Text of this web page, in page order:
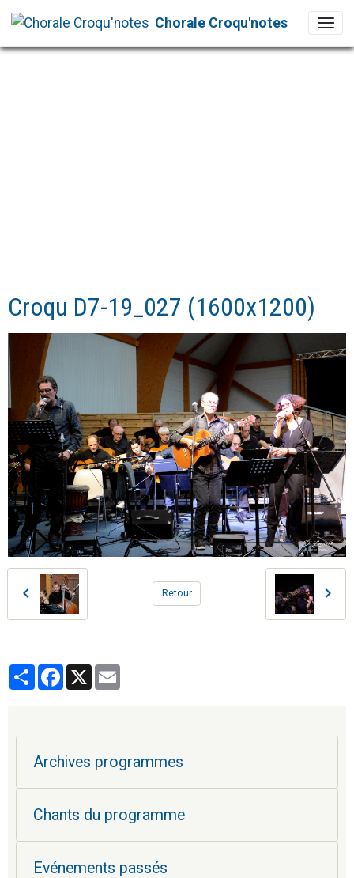
Chorale Croqu'notes
Croqu D7-19_027 (1600x1200)
Retour
PartagerFacebook
X
Archives programmes
Chants du programme
Evénements passés